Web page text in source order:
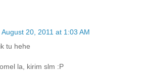
August 20, 2011 at 1:03 AM
tu hehe
la, kirim slm :P